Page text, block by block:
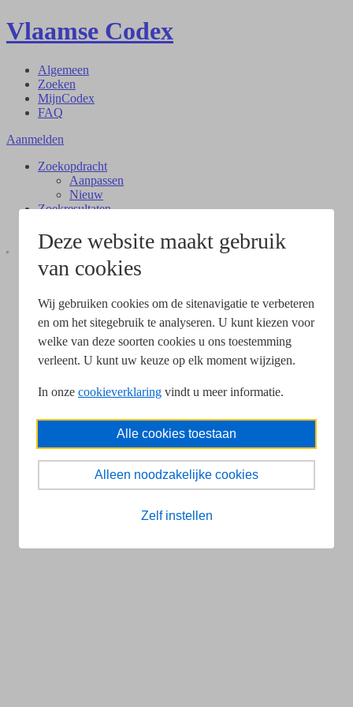
Deze website maakt gebruik
van cookies
Wij gebruiken cookies om de sitenavigatie te verbeteren
en om het sitegebruik te analyseren. U kunt kiezen voor
welke van deze soorten cookies u ons toestemming
verleent. U kunt uw keuze op elk moment wijzigen.
In onze cookieverklaring vindt u meer informatie.
Alle cookies toestaan
Alleen noodzakelijke cookies
Zelf instellen
Vlaamse Codex
Algemeen
Zoeken
MijnCodex
FAQ
Aanmelden
Zoekopdracht
Aanpassen
Nieuw
Zoekresultaten